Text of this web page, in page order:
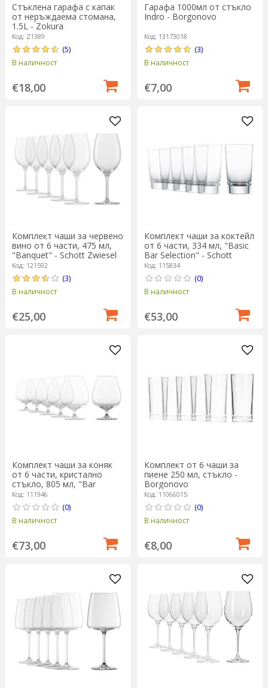
Стъклена гарафа с капак
от неръждаема стомана,
1.5L - Zokura
Код: Z1389
(5)
В наличност
€18,00
Гарафа 1000мл от стъкло
Indro - Borgonovo
Код: 13173018
(3)
В наличност
€7,00
Комплект чаши за червено
вино от 6 части, 475 мл,
"Banquet" - Schott Zwiesel
Код: 121592
(3)
В наличност
€25,00
Комплект чаши за коктейл
от 6 части, 334 мл, "Basic
Bar Selection" - Schott
Zwiesel
Код: 115834
(0)
В наличност
€53,00
Комплект чаши за коняк
от 6 части, кристално
стъкло, 805 мл, "Bar
Special" - Schott Zwiesel
Код: 111946
(0)
В наличност
€73,00
Комплект от 6 чаши за
пиене 250 мл, стъкло -
Borgonovo
Код: 11066015
(0)
В наличност
€8,00